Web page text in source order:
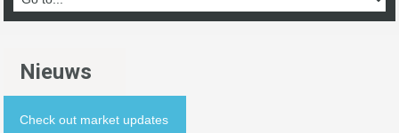
Nieuws
Check out market updates